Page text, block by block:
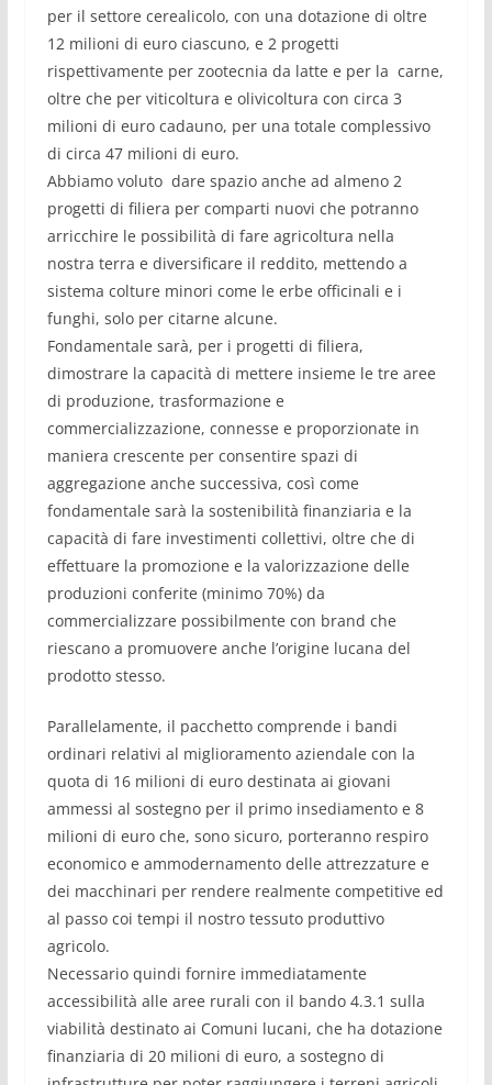
per il settore cerealicolo, con una dotazione di oltre
12 milioni di euro ciascuno, e 2 progetti
rispettivamente per zootecnia da latte e per la carne,
oltre che per viticoltura e olivicoltura con circa 3
milioni di euro cadauno, per una totale complessivo
di circa 47 milioni di euro.
Abbiamo voluto dare spazio anche ad almeno 2
progetti di filiera per comparti nuovi che potranno
arricchire le possibilità di fare agricoltura nella
nostra terra e diversificare il reddito, mettendo a
sistema colture minori come le erbe officinali e i
funghi, solo per citarne alcune.
Fondamentale sarà, per i progetti di filiera,
dimostrare la capacità di mettere insieme le tre aree
di produzione, trasformazione e
commercializzazione, connesse e proporzionate in
maniera crescente per consentire spazi di
aggregazione anche successiva, così come
fondamentale sarà la sostenibilità finanziaria e la
capacità di fare investimenti collettivi, oltre che di
effettuare la promozione e la valorizzazione delle
produzioni conferite (minimo 70%) da
commercializzare possibilmente con brand che
riescano a promuovere anche l’origine lucana del
prodotto stesso.
Parallelamente, il pacchetto comprende i bandi
ordinari relativi al miglioramento aziendale con la
quota di 16 milioni di euro destinata ai giovani
ammessi al sostegno per il primo insediamento e 8
milioni di euro che, sono sicuro, porteranno respiro
economico e ammodernamento delle attrezzature e
dei macchinari per rendere realmente competitive ed
al passo coi tempi il nostro tessuto produttivo
agricolo.
Necessario quindi fornire immediatamente
accessibilità alle aree rurali con il bando 4.3.1 sulla
viabilità destinato ai Comuni lucani, che ha dotazione
finanziaria di 20 milioni di euro, a sostegno di